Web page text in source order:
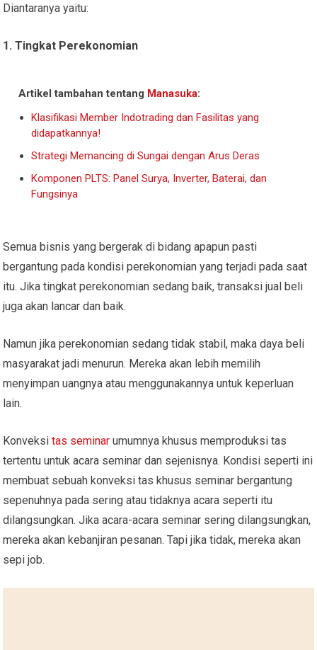
Diantaranya yaitu:
1. Tingkat Perekonomian
Artikel tambahan tentang Manasuka:
Klasifikasi Member Indotrading dan Fasilitas yang
didapatkannya!
Strategi Memancing di Sungai dengan Arus Deras
Komponen PLTS: Panel Surya, Inverter, Baterai, dan
Fungsinya
Semua bisnis yang bergerak di bidang apapun pasti
bergantung pada kondisi perekonomian yang terjadi pada saat
itu. Jika tingkat perekonomian sedang baik, transaksi jual beli
juga akan lancar dan baik.
Namun jika perekonomian sedang tidak stabil, maka daya beli
masyarakat jadi menurun. Mereka akan lebih memilih
menyimpan uangnya atau menggunakannya untuk keperluan
lain.
Konveksitas seminar umumnya khusus memproduksi tas
tertentu untuk acara seminar dan sejenisnya. Kondisi seperti ini
membuat sebuah konveksi tas khusus seminar bergantung
sepenuhnya pada sering atau tidaknya acara seperti itu
dilangsungkan. Jika acara-acara seminar sering dilangsungkan,
mereka akan kebanjiran pesanan. Tapi jika tidak, mereka akan
sepi job.